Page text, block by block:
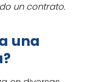
un contrato.
una